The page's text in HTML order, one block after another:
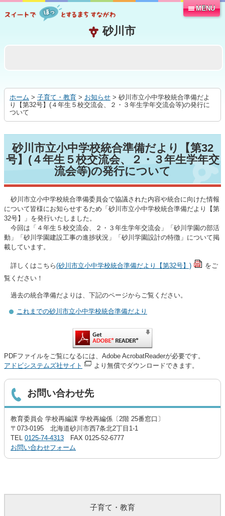
る
MENU
ホーム > 子育て・教育 > お知らせ > 砂川市立小中学校統合準備だよ
り【第32号】(４年生５校交流会、２・３年生学年交流会等)の発行に
ついて
砂川市立小中学校統合準備だより【第32
号】(４年生５校交流会、２・３年生学年交
流会等)の発行について
砂川市立小中学校統合準備委員会で協議された内容や統合に向けた情報
について皆様にお知らせするため「砂川市立小中学校統合準備だより【第
32号】」を発行いたしました。
今回は「４年生５校交流会、２・３年生学年交流会」「砂川学園の部活
動」「砂川学園建設工事の進捗状況」「砂川学園設計の特徴」について掲
載しています。
詳しくはこちら(砂川市立小中学校統合準備だより【第32号】)
をご
覧ください！
過去の統合準備だよりは、下記のページからご覧ください。
これまでの砂川市立小中学校統合準備だより
PDFファイルをご覧になるには、Adobe AcrobatReaderが必要です。
アドビシステムズ社サイト
より無償でダウンロードできます。
お問い合わせ先
教育委員会 学校再編課 学校再編係〔2階 25番窓口〕
〒073-0195 北海道砂川市西7条北2丁目1-1
TEL 0125-74-4313 FAX 0125-52-6777
お問い合わせフォーム
子育て・教育